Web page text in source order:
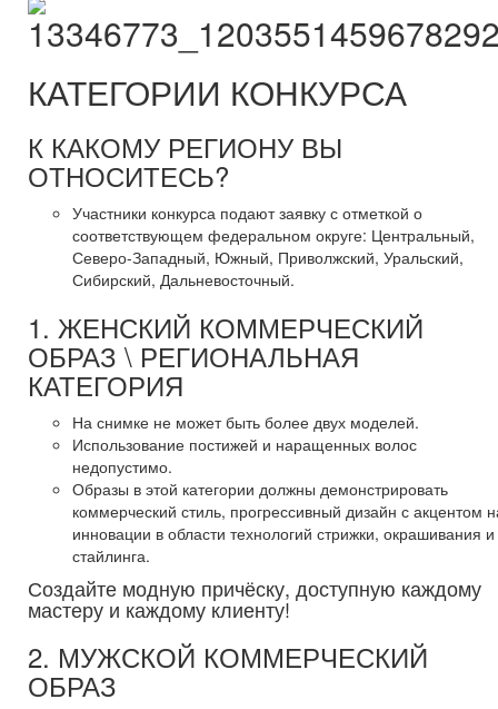
КАТЕГОРИИ КОНКУРСА
К КАКОМУ РЕГИОНУ ВЫ
ОТНОСИТЕСЬ?
Участники конкурса подают заявку с отметкой о
соответствующем федеральном округе: Центральный,
Северо-Западный, Южный, Приволжский, Уральский,
Сибирский, Дальневосточный.
1. ЖЕНСКИЙ КОММЕРЧЕСКИЙ
ОБРАЗ \ РЕГИОНАЛЬНАЯ
КАТЕГОРИЯ
На снимке не может быть более двух моделей.
Использование постижей и наращенных волос
недопустимо.
Образы в этой категории должны демонстрировать
коммерческий стиль, прогрессивный дизайн с акцентом
инновации в области технологий стрижки, окрашивания и
стайлинга.
Создайте модную причёску, доступную каждому
мастеру и каждому клиенту!
2. МУЖСКОЙ КОММЕРЧЕСКИЙ
ОБРАЗ